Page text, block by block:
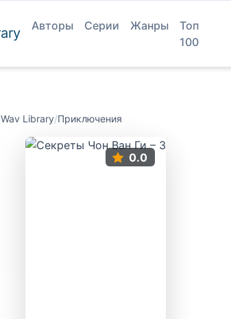
Авторы Серии Жанры
Топ
100
Wav Library/Приключения
0.0